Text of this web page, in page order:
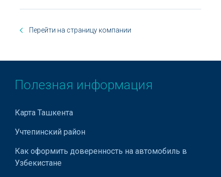
Перейти на страницу компании
Полезная информация
Карта Ташкента
Учтепинский район
Как оформить доверенность на автомобиль в
Узбекистане